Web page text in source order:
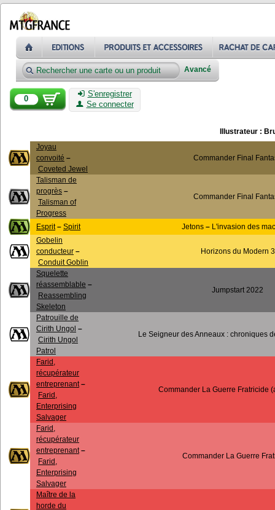
Avancé
0
S'enregistrer
Se connecter
Illustrateur :
Joyau
convoité –
Coveted Jewel
Commander Final
Talisman de
progrès –
Talisman of
Progress
Commander Final
Esprit– Spirit Jetons–
L'invasion des
Gobelin
conducteur –
Conduit Goblin
Horizons du Modern 3
Squelette
réassemblable –
Reassembling
Skeleton
Jumpstart 2022
Patrouille de
Cirith Ungol –
Cirith Ungol
Patrol
Le Seigneur des Anneaux : chroniques
Farid,
récupérateur
entreprenant–
Farid,
Enterprising
Salvager
Commander La Guerre Fratricide
Farid,
récupérateur
entreprenant–
Farid,
Enterprising
Salvager
Commander La Guerre
Maître de la
horde du